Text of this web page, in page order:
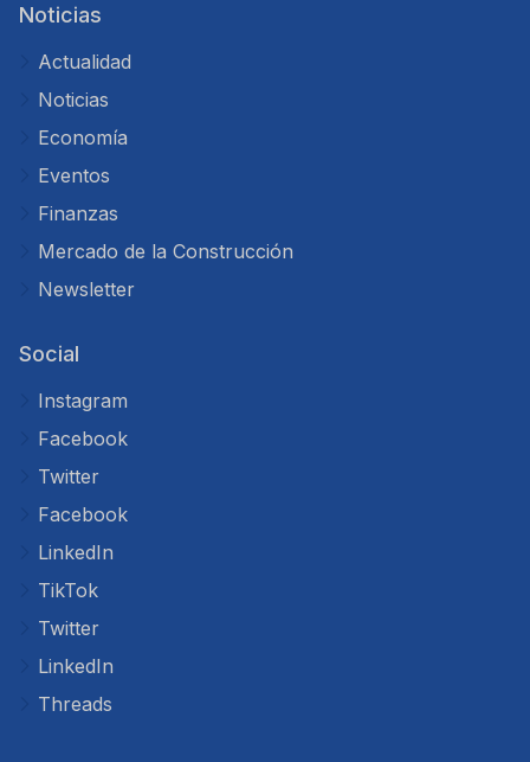
Noticias
Actualidad
Noticias
Economía
Eventos
Finanzas
Mercado de la Construcción
Newsletter
Social
Instagram
Facebook
Twitter
Facebook
LinkedIn
TikTok
Twitter
LinkedIn
Threads